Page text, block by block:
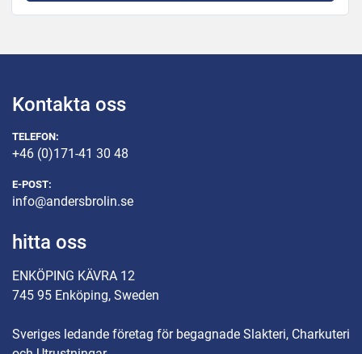
Kontakta oss
TELEFON:
+46 (0)171-41 30 48
E-POST:
info@andersbrolin.se
hitta oss
ENKÖPING KÄVRA 12
745 95 Enköping, Sweden
Sveriges ledande företag för begagnade Slakteri, Charkuteri